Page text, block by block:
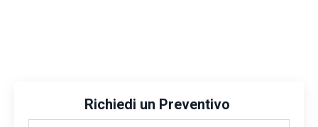
Richiedi un Preventivo